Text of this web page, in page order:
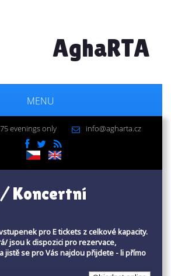
AghaRTA
MENU
evenings only info@agharta.cz
Koncertní
pro E tickets z celkové kapacity.
jsou k dispozici pro rezervace,
jistě se pro Vás najdou přijdete - li přímo